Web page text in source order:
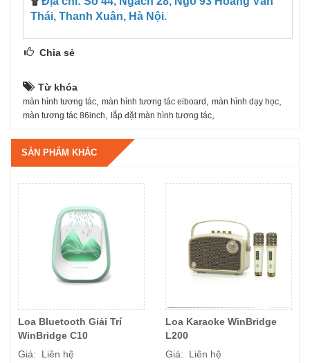
Thái, Thanh Xuân, Hà Nội.
Chia sẻ
Từ khóa
màn hình tương tác màn hình tương tác eiboard màn hình dạy học
màn tương tác 86inch lắp đặt màn hình tương tác
SẢN PHẨM KHÁC
Loa Bluetooth Giải Trí
WinBridge C10
Giá: Liên hệ
Loa Karaoke WinBridge
L200
Giá: Liên hệ